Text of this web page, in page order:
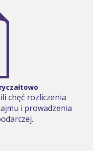
chęć rozliczenia
i prowadzenia